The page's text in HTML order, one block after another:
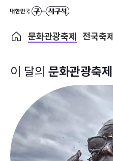
문화관광축제 전국축제
이 달의 문화관광축제